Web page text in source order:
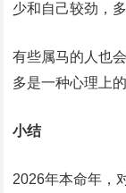
少和自己较劲，
有些属马的人也
多是一种心理上
小结
2026年本命年，